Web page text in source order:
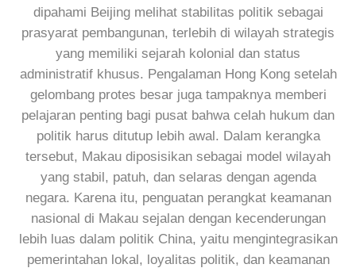
dipahami Beijing melihat stabilitas politik sebagai
prasyarat pembangunan, terlebih di wilayah strategis
yang memiliki sejarah kolonial dan status
administratif khusus. Pengalaman Hong Kong setelah
gelombang protes besar juga tampaknya memberi
pelajaran penting bagi pusat bahwa celah hukum dan
politik harus ditutup lebih awal. Dalam kerangka
tersebut, Makau diposisikan sebagai model wilayah
yang stabil, patuh, dan selaras dengan agenda
negara. Karena itu, penguatan perangkat keamanan
nasional di Makau sejalan dengan kecenderungan
lebih luas dalam politik China, yaitu mengintegrasikan
pemerintahan lokal, loyalitas politik, dan keamanan